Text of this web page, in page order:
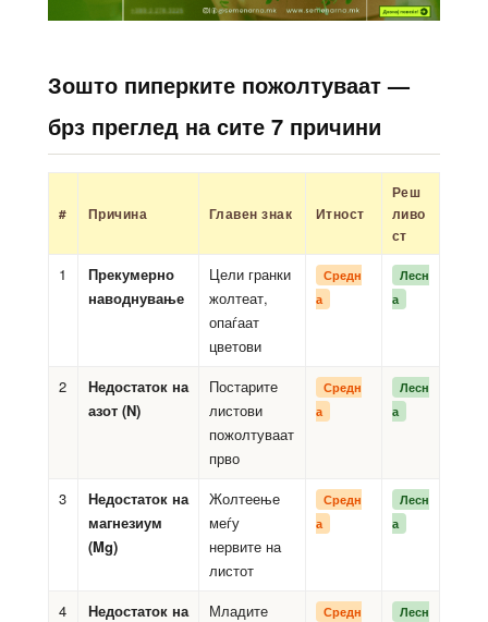
Зошто пиперките пожолтуваат —
брз преглед на сите 7 причини
# Причина Главен знак Итност
Реш
ливо
ст
1
Прекумерно
наводнување
Цели гранки
жолтеат,
опаѓаат
цветови
Средн
а
Лесн
а
2
Недостаток на
азот (N)
Постарите
листови
пожолтуваат
прво
Средн
а
Лесн
а
3
Недостаток на
магнезиум
(Mg)
Жолтеење
меѓу
нервите на
листот
Средн
а
Лесн
а
4
Недостаток на
Младите
Средн
Лесн